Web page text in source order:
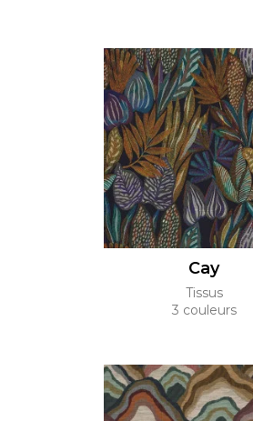
Cay
Tissus
3 couleurs